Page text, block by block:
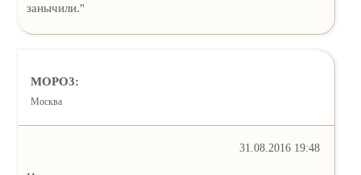
занычили."
MOPO3:
Москва
31.08.2016 19:48